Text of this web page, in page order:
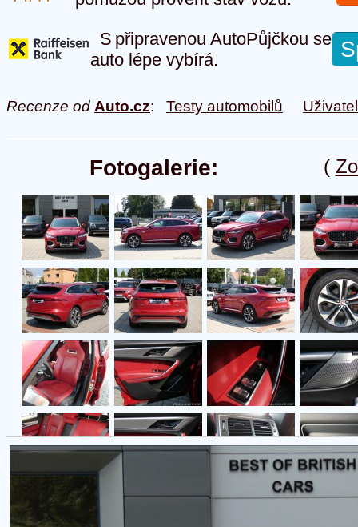
S připravenou AutoPůjčkou se
auto lépe vybírá.
Recenze od Auto.cz: Testy automobilů
(
Fotogalerie: